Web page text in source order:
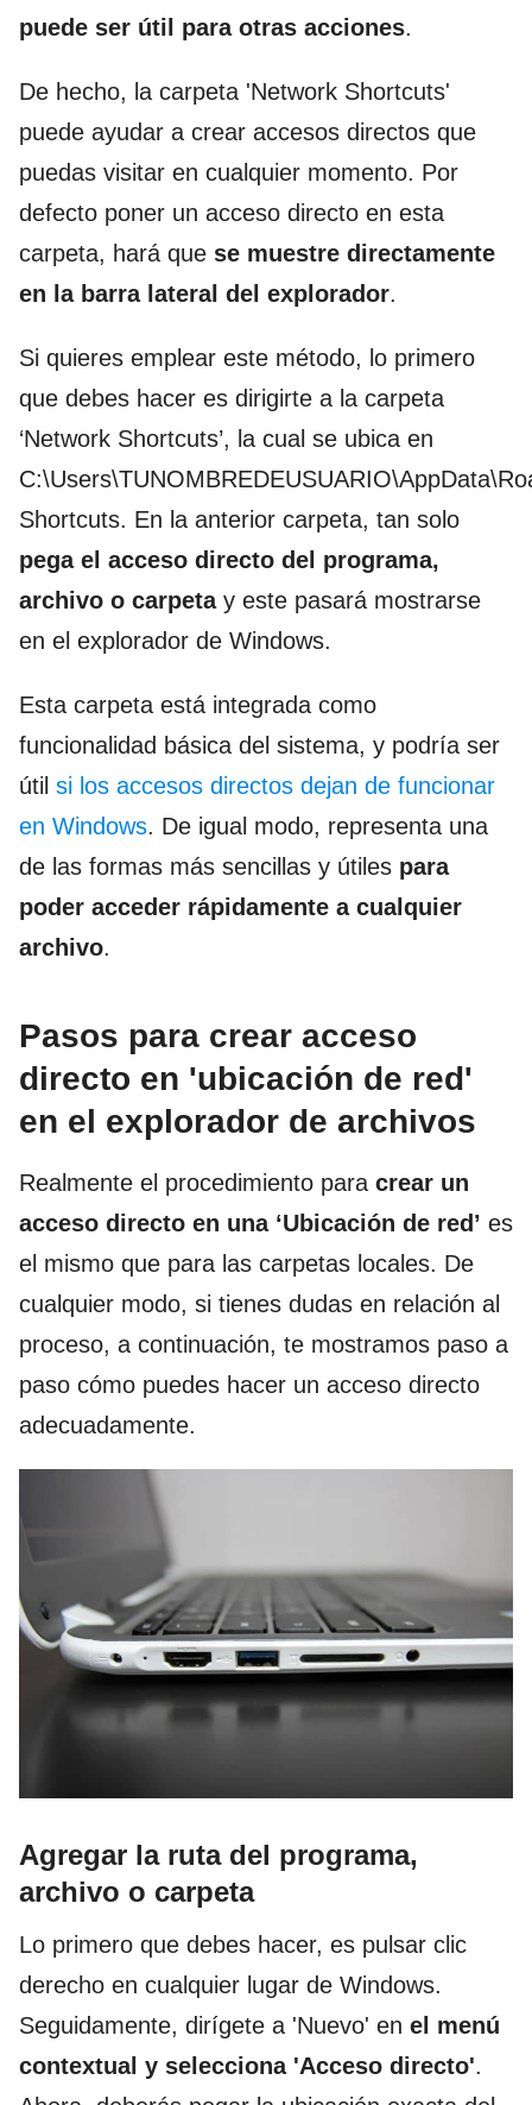
puede ser útil para otras acciones.
De hecho, la carpeta 'Network Shortcuts'
puede ayudar a crear accesos directos que
puedas visitar en cualquier momento. Por
defecto poner un acceso directo en esta
carpeta, hará que se muestre directamente
en la barra lateral del explorador.
Si quieres emplear este método, lo primero
que debes hacer es dirigirte a la carpeta
‘Network Shortcuts’, la cual se ubica en
Shortcuts. En la anterior carpeta, tan solo
pega el acceso directo del programa,
archivo o carpetay este pasará mostrarse
en el explorador de Windows.
Esta carpeta está integrada como
funcionalidad básica del sistema, y podría ser
útil si los accesos directos dejan de funcionar
en Windows. De igual modo, representa una
de las formas más sencillas y útiles para
poder acceder rápidamente a cualquier
archivo.
Pasos para crear acceso
directo en 'ubicación de red'
en el explorador de archivos
Realmente el procedimiento para crear un
acceso directo en una ‘Ubicación de red’ es
el mismo que para las carpetas locales. De
cualquier modo, si tienes dudas en relación al
proceso, a continuación, te mostramos paso a
paso cómo puedes hacer un acceso directo
adecuadamente.
Agregar la ruta del programa,
archivo o carpeta
Lo primero que debes hacer, es pulsar clic
derecho en cualquier lugar de Windows.
Seguidamente, dirígete a 'Nuevo' en el menú
contextual y selecciona 'Acceso directo'.